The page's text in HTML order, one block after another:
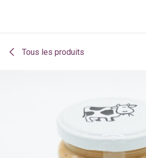
Tous les produits